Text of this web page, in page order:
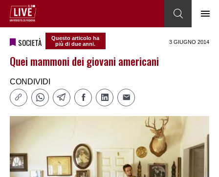
SOCIETÀ
Questo articolo ha
più di due anni.
3 GIUGNO 2014
Quei mammoni dei giovani americani
CONDIVIDI